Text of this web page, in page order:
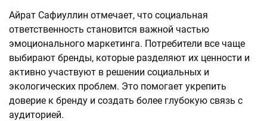
Айрат Сафиуллин отмечает, что социальная
ответственность становится важной частью
эмоционального маркетинга. Потребители все чаще
выбирают бренды, которые разделяют их ценности и
активно участвуют в решении социальных и
экологических проблем. Это помогает укрепить
доверие к бренду и создать более глубокую связь с
аудиторией.